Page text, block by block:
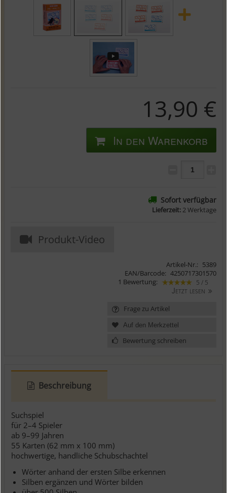
13,90 €
In den Warenkorb
Sofort verfügbar
Lieferzeit: 2 Werktage
Produkt-Video
Artikel-Nr.: 5389
EAN/Barcode: 4250717301570
1 Bewertung:
5 / 5
Jetzt lesen
Frage zu Artikel
Bewertung schreiben
Beschreibung
Suchspiel
für 2–4 Spieler
ab 9–99 Jahren
55 Karten (62 mm x 100 mm)
hochwertige, handliche Schubschachtel
Wörter anhand der ersten Silbe erkennen
Silben ergänzen und Wörter bilden